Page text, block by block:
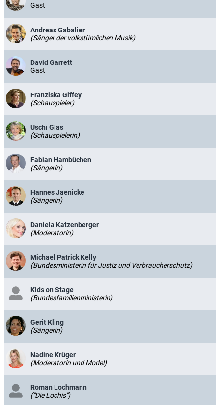
Gast
Andreas Gabalier
(Sänger der volkstümlichen Musik)
David Garrett
Gast
Franziska Giffey
(Schauspieler)
Uschi Glas
(Schauspielerin)
Fabian Hambüchen
(Sängerin)
Hannes Jaenicke
(Sängerin)
Daniela Katzenberger
(Moderatorin)
Michael Patrick Kelly
(Bundesministerin für Justiz und Verbraucherschutz)
Kids on Stage
(Bundesfamilienministerin)
Gerit Kling
(Sängerin)
Nadine Krüger
(Moderatorin und Model)
Roman Lochmann
("Die Lochis")